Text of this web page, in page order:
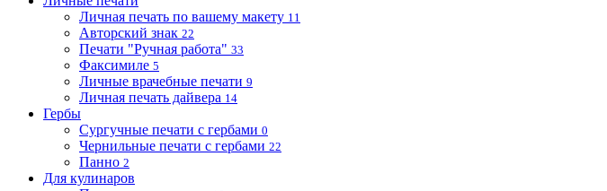
Личная печать по вашему макету 11
Авторский знак 22
Печати "Ручная работа" 33
Факсимиле 5
Личные врачебные печати 9
Личная печать дайвера 14
Гербы
Сургучные печати с гербами 0
Чернильные печати с гербами 22
Панно 2
Для кулинаров